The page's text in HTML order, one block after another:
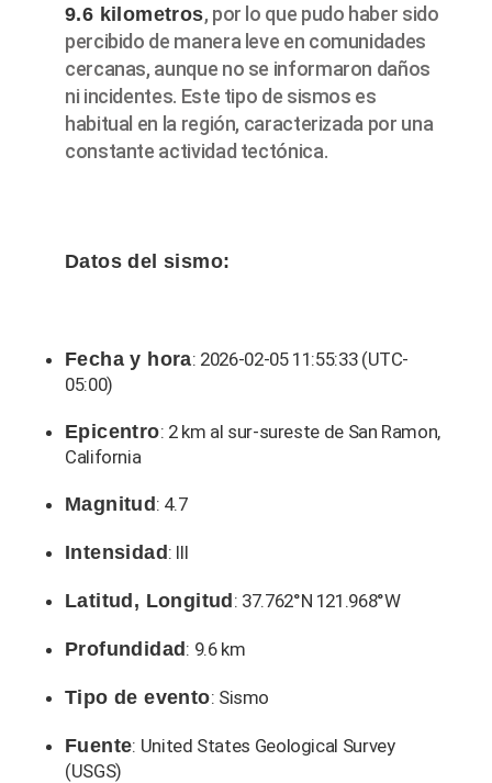
9.6 kilometros, por lo que pudo haber sido
percibido de manera leve en comunidades
cercanas, aunque no se informaron daños
ni incidentes. Este tipo de sismos es
habitual en la región, caracterizada por una
constante actividad tectónica.
Datos del sismo:
Fecha y hora: 2026-02-05 11:55:33 (UTC-
05:00)
Epicentro: 2 km al sur-sureste de San Ramon,
California
Magnitud: 4.7
Intensidad: III
Latitud, Longitud: 37.762°N 121.968°W
Profundidad: 9.6 km
Tipo de evento: Sismo
Fuente: United States Geological Survey
(USGS)